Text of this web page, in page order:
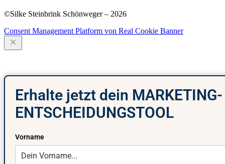
©Silke Steinbrink Schönweger – 2026
Consent Management Platform von Real Cookie Banner
Erhalte jetzt dein MARKETING-
ENTSCHEIDUNGSTOOL
Vorname